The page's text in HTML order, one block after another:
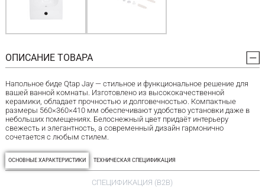
ОПИСАНИЕ ТОВАРА
Напольное биде Qtap Jay — стильное и функциональное решение для
вашей ванной комнаты. Изготовлено из высококачественной
керамики, обладает прочностью и долговечностью. Компактные
размеры 560×360×410 мм обеспечивают удобство установки даже в
небольших помещениях. Белоснежный цвет придаёт интерьеру
свежесть и элегантность, а современный дизайн гармонично
сочетается с любым стилем.
ОСНОВНЫЕ ХАРАКТЕРИСТИКИ ТЕХНИЧЕСКАЯ СПЕЦИФИКАЦИЯ
СПЕЦИФИКАЦИЯ (B2B)